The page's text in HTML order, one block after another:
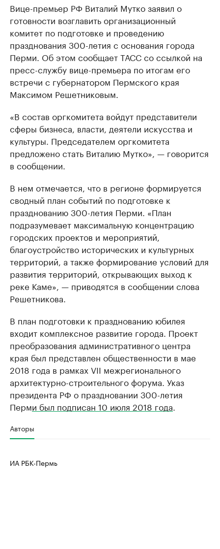
Вице-премьер РФ Виталий Мутко заявил о
готовности возглавить организационный
комитет по подготовке и проведению
празднования 300-летия с основания города
Перми. Об этом сообщает ТАСС со ссылкой на
пресс-службу вице-премьера по итогам его
встречи с губернатором Пермского края
Максимом Решетниковым.
«В состав оргкомитета войдут представители
сферы бизнеса, власти, деятели искусства и
культуры. Председателем оргкомитета
предложено стать Виталию Мутко», — говорится
в сообщении.
В нем отмечается, что в регионе формируется
сводный план событий по подготовке к
празднованию 300-летия Перми. «План
подразумевает максимальную концентрацию
городских проектов и мероприятий,
благоустройство исторических и культурных
территорий, а также формирование условий для
развития территорий, открывающих выход к
реке Каме», — приводятся в сообщении слова
Решетникова.
В план подготовки к празднованию юбилея
входит комплексное развитие города. Проект
преобразования административного центра
края был представлен общественности в мае
2018 года в рамках VII межрегионального
архитектурно-строительного форума. Указ
президента РФ о праздновании 300-летия
Перми был подписан 10 июля 2018 года
Авторы
ИА РБК-Пермь